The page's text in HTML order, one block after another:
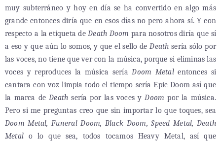
muy subterráneo y hoy en día se ha convertido en algo más
grande entonces diría que en esos días no pero ahora sí. Y con
respecto a la etiqueta de Death Doom para nosotros diría que sí
a eso y que aún lo somos, y que el sello de Death sería sólo por
las voces, no tiene que ver con la música, porque si eliminas las
voces y reproduces la música sería Doom Metalentonces si
cantara con voz limpia todo el tiempo sería Epic Doom así que
la marca de Death sería por las voces y Doom por la música.
Pero si me preguntas creo que sin importar lo que toques, sea
Doom Metal, Funeral Doom, Black Doom, Speed Metal, Death
Metal o lo que sea, todos tocamos Heavy Metal, así que